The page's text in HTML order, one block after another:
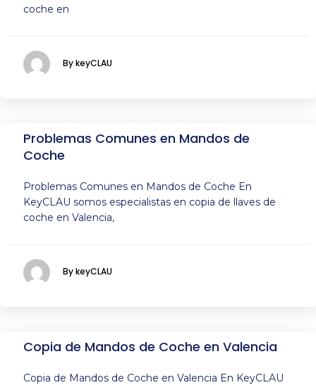
coche en
By keyCLAU
Problemas Comunes en Mandos de
Coche
Problemas Comunes en Mandos de Coche En
KeyCLAU somos especialistas en copia de llaves de
coche en Valencia,
By keyCLAU
Copia de Mandos de Coche en Valencia
Copia de Mandos de Coche en Valencia En KeyCLAU